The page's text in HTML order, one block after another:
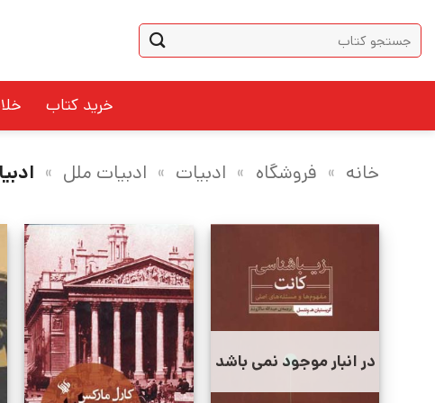
content
جستجو
برای:
خرید کتاب
خانه » فروشگاه » ادبیات » ادبیات ملل »
در انبار موجود نمی باشد